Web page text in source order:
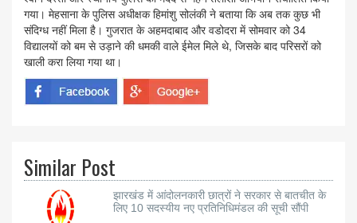
गया। मेहसाना के पुलिस अधीक्षक हिमांशु सोलंकी ने बताया कि अब तक कुछ भी
संदिग्ध नहीं मिला है। गुजरात के अहमदाबाद और वडोदरा में सोमवार को 34
विद्यालयों को बम से उड़ाने की धमकी वाले ईमेल मिले थे, जिसके बाद परिसरों को
खाली करा लिया गया था।
Similar Post
झारखंड में आंदोलनकारी छात्रों ने सरकार से बातचीत के
लिए 10 सदस्यीय नए प्रतिनिधिमंडल की सूची सौंपी